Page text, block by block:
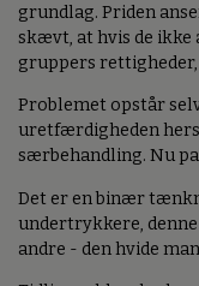
grundlag. Priden
skævt, at hvis de
gruppers
Problemet opstår
uretfærdigheden
særbehandling. Nu
Det er en binær
undertrykkere,
andre - den hvide